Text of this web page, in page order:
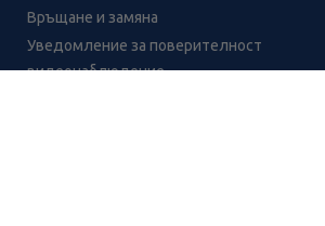
Връщане и замяна
Уведомление за поверителност
видеонаблюдение